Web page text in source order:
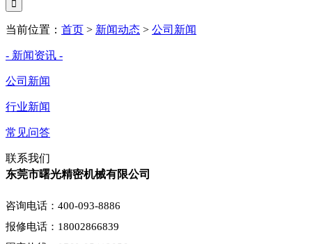
当前位置： 首页 > 新闻动态 > 公司新闻
- 新闻资讯 -
公司新闻
行业新闻
常见问答
联系我们
东莞市曙光精密机械有限公司
咨询电话：400-093-8886
报修电话：18002866839